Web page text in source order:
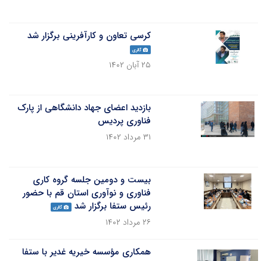
کرسی تعاون و کارآفرینی برگزار شد
گالری
۲۵ آبان ۱۴۰۲
بازدید اعضای جهاد دانشگاهی از پارک
فناوری پردیس
۳۱ مرداد ۱۴۰۲
بیست و دومین جلسه گروه کاری
فناوری و نوآوری استان قم با حضور
رئیس ستفا برگزار شد
گالری
۲۶ مرداد ۱۴۰۲
همکاری مؤسسه خیریه غدیر با ستفا